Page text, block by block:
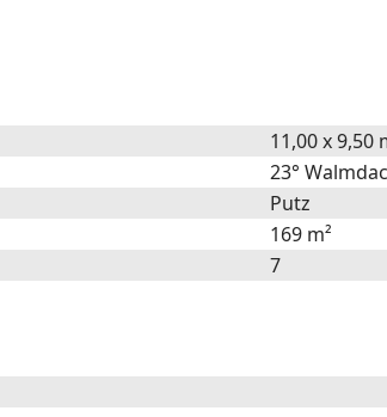
11,00 x 9,50
23°
Putz
169 m²
7